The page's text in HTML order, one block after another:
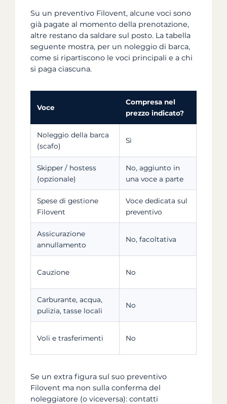
Su un preventivo Filovent, alcune voci sono
già pagate al momento della prenotazione,
altre restano da saldare sul posto. La tabella
seguente mostra, per un noleggio di barca,
come si ripartiscono le voci principali e a chi
si paga ciascuna.
Voce
Compresa nel
prezzo indicato?
Noleggio della barca
(scafo)
Sì
Skipper / hostess
(opzionale)
No, aggiunto in
una voce a parte
Spese di gestione
Filovent
Voce dedicata sul
preventivo
Assicurazione
annullamento
No, facoltativa
Cauzione No
Carburante, acqua,
pulizia, tasse locali
No
Voli e trasferimenti No
Se un extra figura sul suo preventivo
Filovent ma non sulla conferma del
noleggiatore (o viceversa): contatti